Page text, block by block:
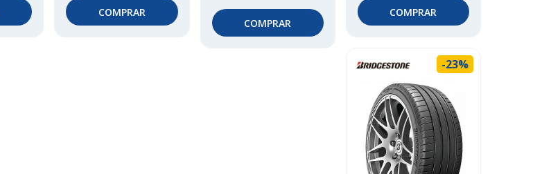
COMPRAR
COMPRAR
COMPRAR
-23%